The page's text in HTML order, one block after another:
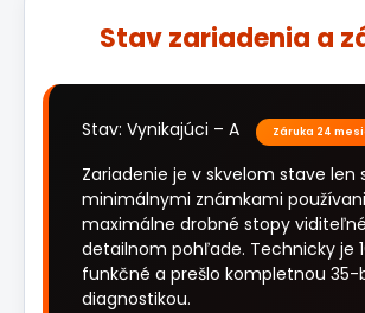
Stav zariadenia a
Stav: Vynikajúci – A Záruka 24
Zariadenie je v skvelom stave len
minimálnymi známkami
maximálne drobné stopy
detailnom pohľade. Technicky je
funkčné a prešlo kompletnou 35-
diagnostikou.